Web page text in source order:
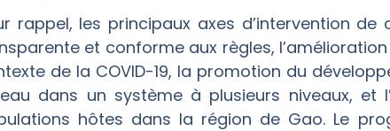
rappel, les principaux axes d’intervention
et conforme aux règles,
de la COVID-19, la promotion du
dans un système à plusieurs niveaux, et
hôtes dans la région de Gao. Le